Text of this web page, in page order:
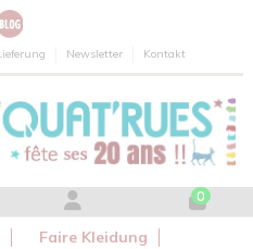
Newsletter Kontakt
0
Faire Kleidung